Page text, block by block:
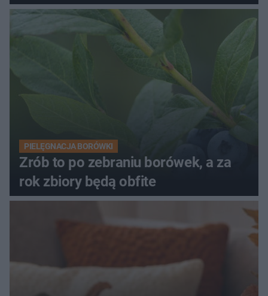
PIELĘGNACJA BORÓWKI
Zrób to po zebraniu borówek, a za
rok zbiory będą obfite